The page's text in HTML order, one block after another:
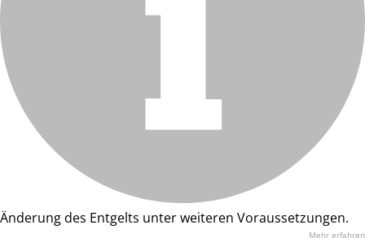
Änderung des Entgelts unter weiteren Voraussetzungen.
Mehr erfahren